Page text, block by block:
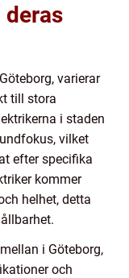
varierar
till stora
i staden
vilket
efter specifika
kommer
helhet, detta
i Göteborg,
och